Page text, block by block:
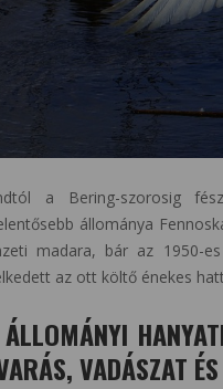
a Bering-szorosig
állománya
madara, bár az 1950-
az ott költő énekes
VADÁSZAT